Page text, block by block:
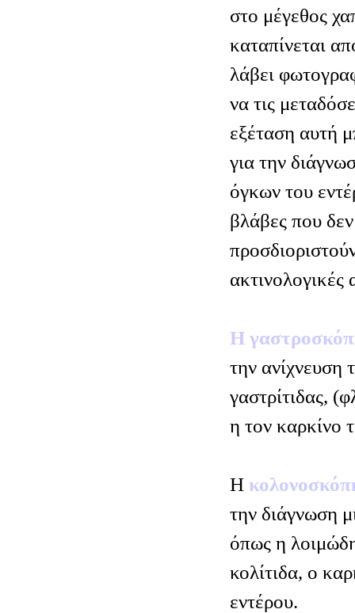
στο μέγεθος
καταπίνεται
λάβει
να τις
εξέταση αυτή
για την
όγκων του
βλάβες που
ακτινολογικές
Η
την ανίχνευση
γαστρίτιδας,
η τον καρκίνο
Η
την διάγνωση
όπως η
κολίτιδα, ο
εντέρου.